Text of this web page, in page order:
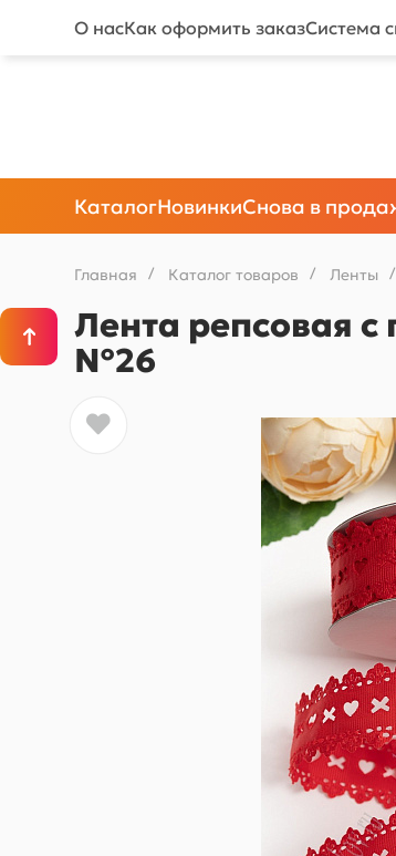
О насКак оформить заказСистема
КаталогНовинкиСнова в
Главная / Каталог товаров / Ленты /
Лента репсовая
№26